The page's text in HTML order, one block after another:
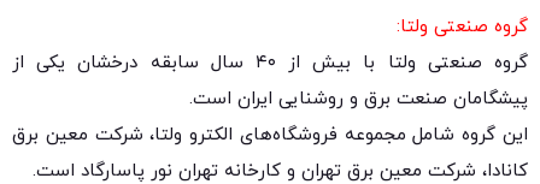
گروه صنعتی ولتا:
گروه صنعتی ولتا با بیش از ۴۰ سال سابقه درخشان یکی از
پیشگامان صنعت برق و روشنایی ایران است.
این گروه شامل مجموعه فروشگاه‌های الکترو ولتا، شرکت معین برق
کانادا، شرکت معین برق تهران و کارخانه تهران نور پاسارگاد است.